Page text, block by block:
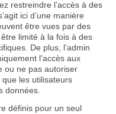
restreindre l’accès à des
ici d’une manière
être vues par des
limité à la fois à des
De plus, l’admin
l’accès aux
ou ne pas autoriser
que les utilisateurs
données.
définis pour un seul